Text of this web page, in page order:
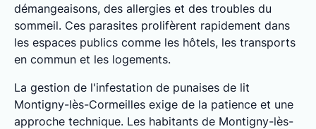
démangeaisons, des allergies et des troubles du
sommeil. Ces parasites prolifèrent rapidement dans
les espaces publics comme les hôtels, les transports
en commun et les logements.
La gestion de l'infestation de punaises de lit
Montigny-lès-Cormeilles exige de la patience et une
approche technique. Les habitants de Montigny-lès-